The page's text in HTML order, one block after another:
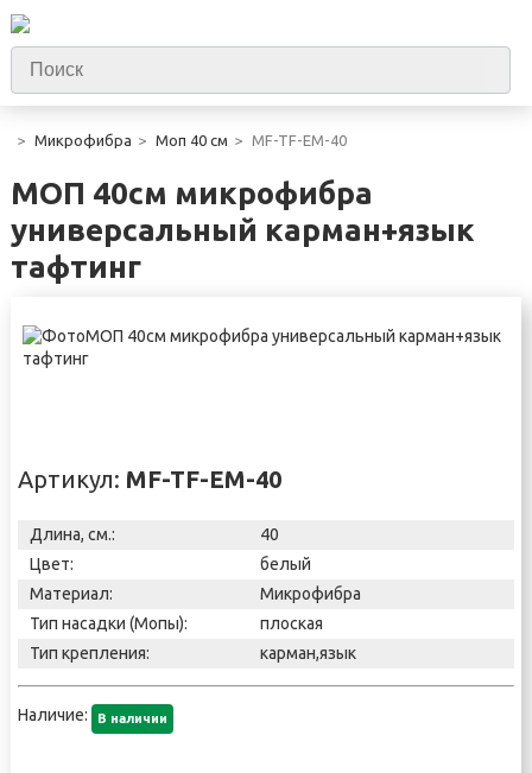
Микрофибра Моп 40 см MF-TF-EM-40
МОП 40см микрофибра
универсальный карман+язык
тафтинг
Артикул: MF-TF-EM-40
Длина, см.:
40
Цвет:
белый
Материал:
Микрофибра
Тип насадки (Мопы):
плоская
Тип крепления:
карман,язык
Наличие: В наличии